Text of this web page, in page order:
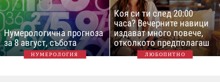
Нумерологична прогноза
за 8 август, събота
НУМЕРОЛОГИЯ
Коя си ти след 20:00
часа? Вечерните навици
издават много повече,
отколкото предполагаш
ЛЮБОПИТНО